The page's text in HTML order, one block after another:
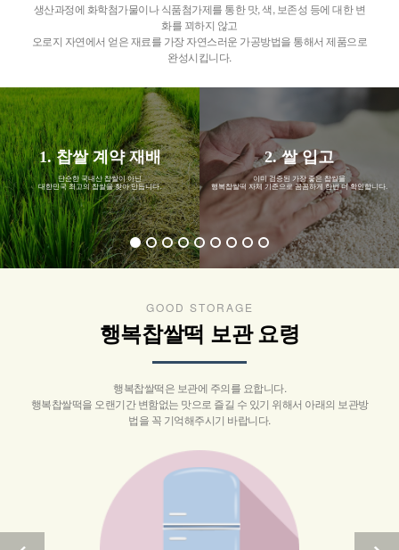
생산과정에 화학첨가물이나 식품첨가제를 통한 맛, 색, 보존성 등에 대한 변
화를 꾀하지 않고
오로지 자연에서 얻은 재료를 가장 자연스러운 가공방법을 통해서 제품으로
완성시킵니다.
1. 찹쌀 계약 재배
단순한 국내산 찹쌀이 아닌
대한민국 최고의 찹쌀을 찾아 만듭니다.
2. 쌀 입고
이미 검증된 가장 좋은 찹쌀을
행복찹쌀떡 자체 기준으로 꼼꼼하게 한번 더 확인합니다.
GOOD STORAGE
행복찹쌀떡 보관 요령
행복찹쌀떡은 보관에 주의를 요합니다.
행복찹쌀떡을 오랜기간 변함없는 맛으로 즐길 수 있기 위해서 아래의 보관방
법을 꼭 기억해주시기 바랍니다.